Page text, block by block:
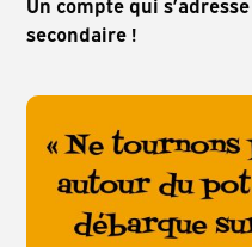
secondaire !